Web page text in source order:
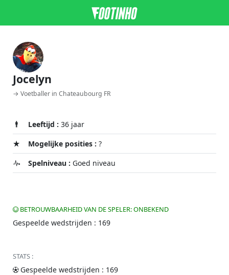
Jocelyn
→ Voetballer in Chateaubourg FR
Leeftijd : 36 jaar
Mogelijke posities : ?
Spelniveau : Goed niveau
BETROUWBAARHEID VAN DE SPELER: ONBEKEND
Gespeelde wedstrijden : 169
STATS :
Gespeelde wedstrijden : 169